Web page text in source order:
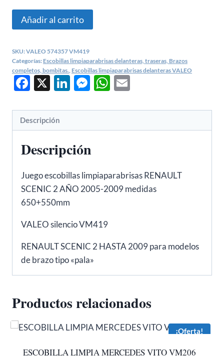
ESCOBILLAS
LIMPIAPARABRISAS
SCENIC
2
DELANTERAS
Añadir al carrito
SKU:VALEO 574357 VM419
Categorías: Escobillas limpiaparabrisas delanteras, traseras, Brazos
completos, bombitas. Escobillas limpiaparabrisas delanteras VALEO
Facebook
X LinkedIn
Messenger
WhatsApp
Descripción
Descripción
Juego escobillas limpiaparabrisas RENAULT
SCENIC 2 AÑO 2005-2009 medidas
650+550mm
VALEO silencio VM419
RENAULT SCENIC 2 HASTA 2009 para modelos
de brazo tipo «pala»
Productos relacionados
¡Oferta!
ESCOBILLA LIMPIA MERCEDES VITO VM206